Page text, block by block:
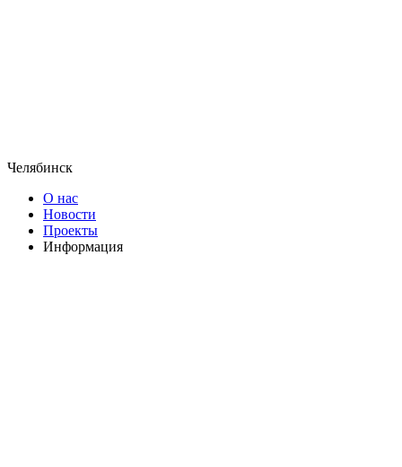
Челябинск
О нас
Новости
Проекты
Информация